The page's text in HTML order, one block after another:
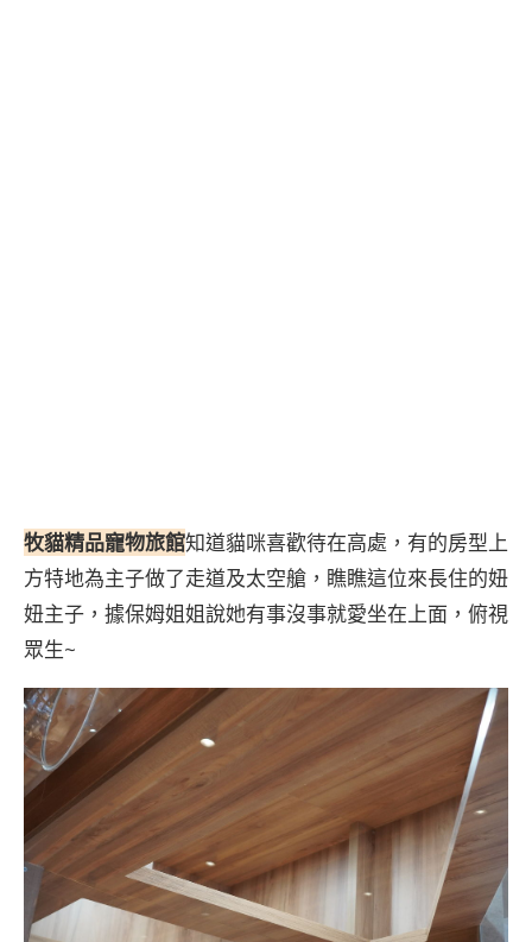
牧貓精品寵物旅館知道貓咪喜歡待在高處，有的房型上
方特地為主子做了走道及太空艙，瞧瞧這位來長住的妞
妞主子，據保姆姐姐說她有事沒事就愛坐在上面，俯視
眾生~